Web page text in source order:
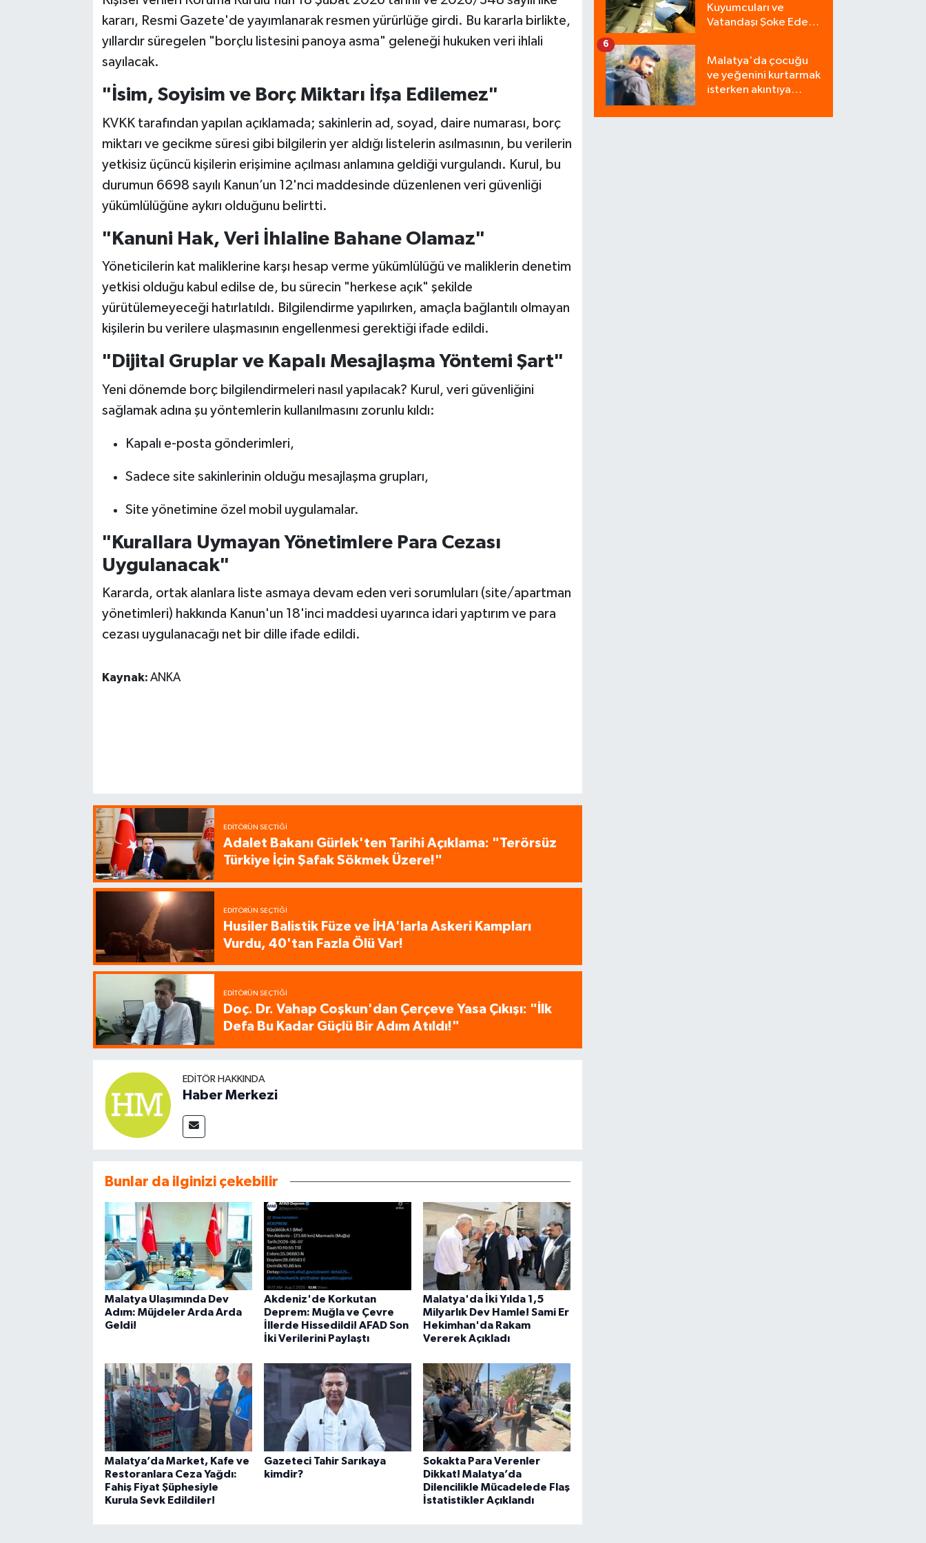
kararı, Resmi Gazete'de yayımlanarak resmen yürürlüğe girdi. Bu kararla birlikte,
yıllardır süregelen "borçlu listesini panoya asma" geleneği hukuken veri ihlali
sayılacak.
"İsim, Soyisim ve Borç Miktarı İfşa Edilemez"
KVKK tarafından yapılan açıklamada; sakinlerin ad, soyad, daire numarası, borç
miktarı ve gecikme süresi gibi bilgilerin yer aldığı listelerin asılmasının, bu verilerin
yetkisiz üçüncü kişilerin erişimine açılması anlamına geldiği vurgulandı. Kurul, bu
durumun 6698 sayılı Kanun’un 12'nci maddesinde düzenlenen veri güvenliği
yükümlülüğüne aykırı olduğunu belirtti.
"Kanuni Hak, Veri İhlaline Bahane Olamaz"
Yöneticilerin kat maliklerine karşı hesap verme yükümlülüğü ve maliklerin denetim
yetkisi olduğu kabul edilse de, bu sürecin "herkese açık" şekilde
yürütülemeyeceği hatırlatıldı. Bilgilendirme yapılırken, amaçla bağlantılı olmayan
kişilerin bu verilere ulaşmasının engellenmesi gerektiği ifade edildi.
"Dijital Gruplar ve Kapalı Mesajlaşma Yöntemi Şart"
Yeni dönemde borç bilgilendirmeleri nasıl yapılacak? Kurul, veri güvenliğini
sağlamak adına şu yöntemlerin kullanılmasını zorunlu kıldı:
Kapalı e-posta gönderimleri,
Sadece site sakinlerinin olduğu mesajlaşma grupları,
Site yönetimine özel mobil uygulamalar.
"Kurallara Uymayan Yönetimlere Para Cezası
Uygulanacak"
Kararda, ortak alanlara liste asmaya devam eden veri sorumluları (site/apartman
yönetimleri) hakkında Kanun'un 18'inci maddesi uyarınca idari yaptırım ve para
cezası uygulanacağı net bir dille ifade edildi.
Kaynak: ANKA
EDITÖRÜN SEÇTIĞI
Adalet Bakanı Gürlek'ten Tarihi Açıklama: "Terörsüz
Türkiye İçin Şafak Sökmek Üzere!"
EDITÖRÜN SEÇTIĞI
Husiler Balistik Füze ve İHA'larla Askeri Kampları
Vurdu, 40'tan Fazla Ölü Var!
EDITÖRÜN SEÇTIĞI
Doç. Dr. Vahap Coşkun'dan Çerçeve Yasa Çıkışı: "İlk
Defa Bu Kadar Güçlü Bir Adım Atıldı!"
EDITÖR HAKKINDA
Haber Merkezi
Bunlar da ilginizi çekebilir
Malatya Ulaşımında Dev
Adım: Müjdeler Arda Arda
Geldi!
Akdeniz'de Korkutan
Deprem: Muğla ve Çevre
İllerde Hissedildi! AFAD Son
İki Verilerini Paylaştı
Malatya'da İki Yılda 1,5
Milyarlık Dev Hamle! Sami Er
Hekimhan'da Rakam
Vererek Açıkladı
Malatya’da Market, Kafe ve
Restoranlara Ceza Yağdı:
Fahiş Fiyat Şüphesiyle
Kurula Sevk Edildiler!
Gazeteci Tahir Sarıkaya
kimdir?
Sokakta Para Verenler
Dikkat! Malatya’da
Dilencilikle Mücadelede Flaş
İstatistikler Açıklandı
Kuyumcuları ve
Vatandaşı Şoke Eden
Bozdu!
Malatya'da çocuğu
ve yeğenini kurtarmak
isterken akıntıya
yaşamını yitirdi
6